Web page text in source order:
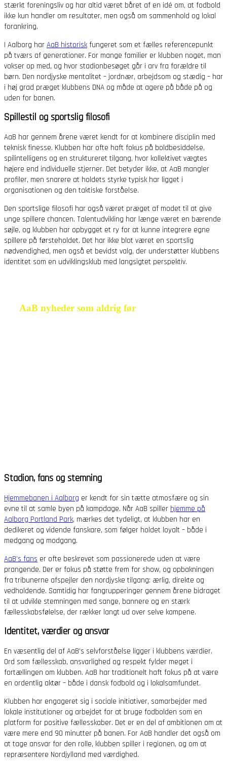
stærkt foreningsliv og har altid været båret af en idé om, at fodbold
ikke kun handler om resultater, men også om sammenhold og lokal
forankring.
I Aalborg har AaB historiskfungeret som et fælles referencepunkt
på tværs af generationer. For mange familier er klubben noget, man
vokser op med, og hvor stadionbesøget går i arv fra forældre til
børn. Den nordjyske mentalitet – jordnær, arbejdsom og stædig – har
i høj grad præget klubbens DNA og måde at agere på både på og
uden for banen.
Spillestil og sportslig filosofi
AaB har gennem årene været kendt for at kombinere disciplin med
teknisk finesse. Klubben har ofte haft fokus på boldbesiddelse,
spilintelligens og en struktureret tilgang, hvor kollektivet vægtes
højere end individuelle stjerner. Det betyder ikke, at AaB mangler
profiler, men snarere at holdets styrke typisk har ligget i
organisationen og den taktiske forståelse.
Den sportslige filosofi har også været præget af modet til at give
unge spillere chancen. Talentudvikling har længe været en bærende
søjle, og klubben har opbygget et ry for at kunne integrere egne
spillere på førsteholdet. Det har ikke blot været en sportslig
nødvendighed, men også et bevidst valg, der understøtter klubbens
identitet som en udviklingsklub med langsigtet perspektiv.
AaB nyheder som aldrig før
Stadion, fans og stemning
Hjemmebanen i Aalborg er kendt for sin tætte atmosfære og sin
evne til at samle byen på kampdage. Når AaB spiller hjemme på
Aalborg Portland Park, mærkes det tydeligt, at klubben har en
dedikeret og vidende fanskare, som følger holdet loyalt – både i
medgang og modgang.
AaB’s fans er ofte beskrevet som passionerede uden at være
prangende. Der er fokus på støtte frem for show, og opbakningen
fra tribunerne afspejler den nordjyske tilgang: ærlig, direkte og
vedholdende. Samtidig har fangrupperinger gennem årene bidraget
til at udvikle stemningen med sange, bannere og en stærk
fællesskabsfølelse, der rækker langt ud over selve kampene.
Identitet, værdier og ansvar
En væsentlig del af AaB’s selvforståelse ligger i klubbens værdier.
Ord som fællesskab, ansvarlighed og respekt fylder meget i
fortællingen om klubben. AaB har traditionelt haft fokus på at være
en ordentlig aktør – både i dansk fodbold og i lokalsamfundet.
Klubben har engageret sig i sociale initiativer, samarbejder med
lokale institutioner og arbejdet for at bruge fodbolden som en
platform for positive fællesskaber. Det er en del af ambitionen om at
være mere end 90 minutter på banen. For AaB handler det også om
at tage ansvar for den rolle, klubben spiller i regionen, og om at
repræsentere Nordjylland med værdighed.